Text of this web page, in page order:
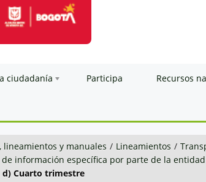
ciudadanía Participa Recursos
lineamientos y manuales / Lineamientos /
información específica por parte de la entidad
d) Cuarto trimestre